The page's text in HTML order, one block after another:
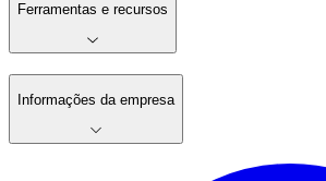
Ferramentas e recursos
Informações da empresa